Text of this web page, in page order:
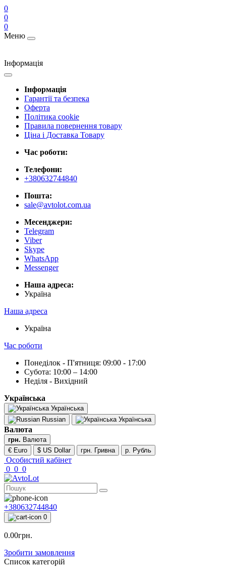
0
0
0
Меню
Інформація
Інформація
Гарантії та безпека
Оферта
Політика cookie
Правила повернення товару
Ціна і Доставка Товару
Час роботи:
Телефони:
+380632744840
Пошта:
sale@avtolot.com.ua
Месенджери:
Telegram
Viber
Skype
WhatsApp
Messenger
Наша адреса:
Українa
Наша адреса
Українa
Час роботи
Понеділок - П'ятниця: 09:00 - 17:00
Субота: 10:00 – 14:00
Неділя - Вихідний
Українська
Українська
Russian
Українська
Валюта
грн. Валюта
€ Euro
$ US Dollar грн. Гривна р. Рубль
Особистий кабінет
0 0 0
+380632744840
0
0.00грн.
Зробити замовлення
Список категорій